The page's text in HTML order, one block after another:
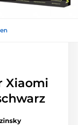
Xiaomi